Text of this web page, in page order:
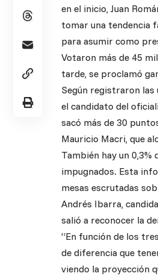
en el inicio, Juan
tomar una tendencia
para asumir como
Votaron más de 45
tarde, se proclamó
Según registraron
el candidato del
sacó más de 30
Mauricio Macri, que
También hay un 0,3%
impugnados. Esta
mesas escrutadas
Andrés Ibarra,
salió a reconocer la
“En función de los
de diferencia que
viendo la proyección